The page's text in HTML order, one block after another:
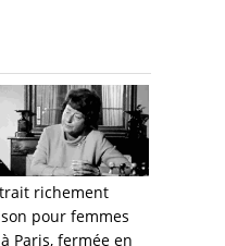
richement
pour femmes
Paris, fermée en